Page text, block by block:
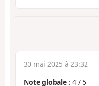
30 mai 2025 à 23:32
Note globale : 4 / 5